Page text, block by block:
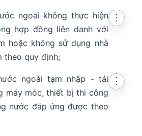
ngoài không thực hiện
hợp đồng liên danh với
hoặc không sử dụng nhà
theo quy định;
⋮
ngoài tạm nhập - tái
máy móc, thiết bị thi công
nước đáp ứng được theo
⋮